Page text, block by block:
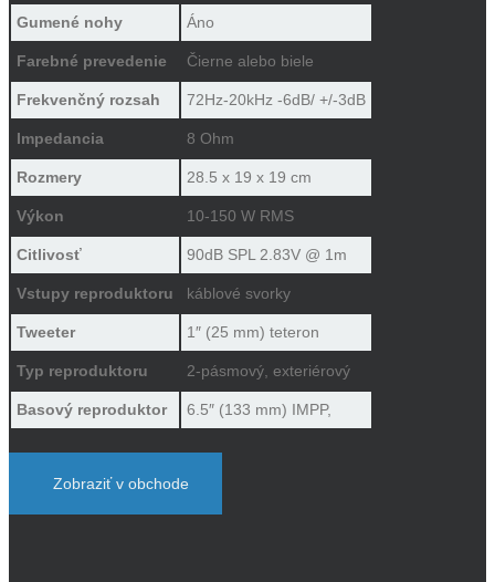
Gumené nohy Áno
Farebné prevedenie Čierne alebo biele
Frekvenčný rozsah 72Hz-20kHz -6dB/ +/-3dB
Impedancia 8 Ohm
Rozmery 28.5 x 19 x 19 cm
Výkon 10-150 W RMS
Citlivosť 90dB SPL 2.83V @ 1m
Vstupy reproduktoru káblové svorky
Tweeter 1″ (25 mm) teteron
Typ reproduktoru 2-pásmový, exteriérový
Basový reproduktor 6.5″ (133 mm) IMPP,
Zobraziť v obchode